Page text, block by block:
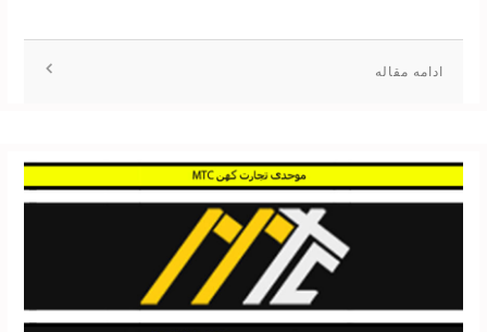
ادامه مقاله